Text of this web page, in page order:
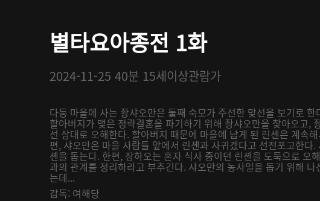
별타요아종전 1화
2024-11-25 40분 15세이상관람가
다둥 마을에 사는 좡샤오만은 둘째 숙모가 주선한 맞선을 보기로
할아버지가 맺은 정략결혼을 파기하기 위해 좡샤오만을 찾아오고,
선 상대로 오해한다. 할아버지 때문에 마을에 남게 된 린셴은 계속
편, 샤오만은 마을 사람들 앞에서 린셴과 사귀겠다고 선전포고한다
셴을 돕는다. 한편, 장하오는 혼자 식사 중이던 린셴을 도둑으로 오
과의 관계를 정리하라고 부추긴다. 샤오만의 농사일을 돕기 위해
는데...
감독: 여해당